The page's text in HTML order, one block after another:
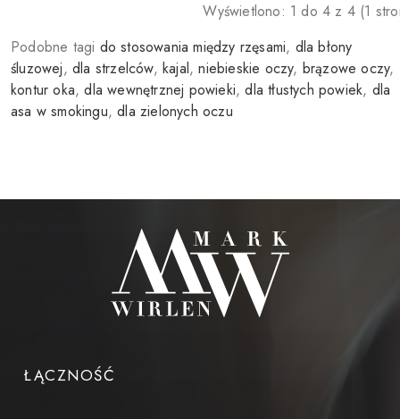
Wyświetlono: 1 do 4 z 4 (1
Podobne tagi do stosowania między rzęsami, dla błony
śluzowej,dla strzelców,kajal,niebieskie oczy, brązowe oczy,
kontur oka,dla wewnętrznej powieki,dla tłustych powiek, dla
asa w smokingu,dla zielonych oczu
ŁĄCZNOŚĆ